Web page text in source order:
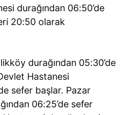
durağından 06:50’de
20:50 olarak
durağından 05:30’de
Hastanesi
sefer başlar. Pazar
06:25’de sefer